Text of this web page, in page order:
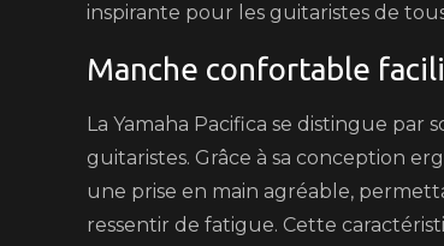
inspirante pour les guitaristes de
Manche confortable
La Yamaha Pacifica se distingue
guitaristes. Grâce à sa conception
une prise en main agréable,
ressentir de fatigue. Cette